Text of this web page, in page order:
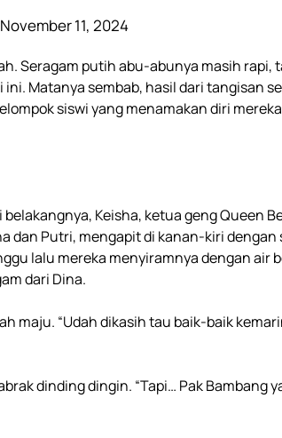
11, 2024
Seragam putih abu-abunya masih rapi,
Matanya sembab, hasil dari tangisan
siswi yang menamakan diri
Keisha, ketua geng Queen
dan Putri, mengapit di kanan-kiri dengan
lalu mereka menyiramnya dengan air
dari Dina.
maju. “Udah dikasih tau baik-baik
dinding dingin. “Tapi… Pak Bambang